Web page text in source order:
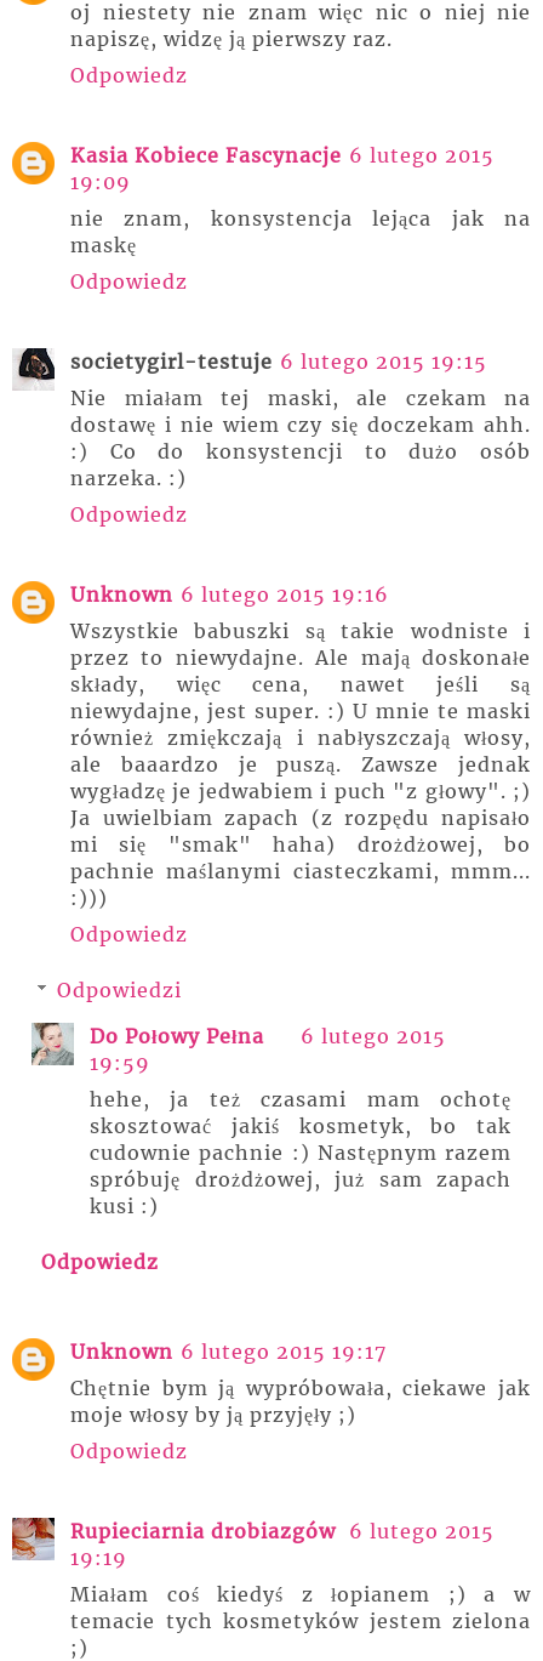
oj niestety nie znam więc nic o niej nie
napiszę, widzę ją pierwszy raz.
Odpowiedz
Kasia Kobiece Fascynacje 6 lutego 2015
19:09
nie znam, konsystencja lejąca jak na
maskę
Odpowiedz
societygirl-testuje 6 lutego 2015 19:15
Nie miałam tej maski, ale czekam na
dostawę i nie wiem czy się doczekam ahh.
:) Co do konsystencji to dużo osób
narzeka. :)
Odpowiedz
Unknown 6 lutego 2015 19:16
Wszystkie babuszki są takie wodniste i
przez to niewydajne. Ale mają doskonałe
składy, więc cena, nawet jeśli są
niewydajne, jest super. :) U mnie te maski
również zmiękczają i nabłyszczają włosy,
ale baaardzo je puszą. Zawsze jednak
wygładzę je jedwabiem i puch "z głowy". ;)
Ja uwielbiam zapach (z rozpędu napisało
mi się "smak" haha) drożdżowej, bo
pachnie maślanymi ciasteczkami, mmm...
:)))
Odpowiedz
Odpowiedzi
Do Połowy Pełna
6 lutego 2015
19:59
hehe, ja też czasami mam ochotę
skosztować jakiś kosmetyk, bo tak
cudownie pachnie :) Następnym razem
spróbuję drożdżowej, już sam zapach
kusi :)
Odpowiedz
Unknown 6 lutego 2015 19:17
Chętnie bym ją wypróbowała, ciekawe jak
moje włosy by ją przyjęły ;)
Odpowiedz
Rupieciarnia drobiazgów 6 lutego 2015
19:19
Miałam coś kiedyś z łopianem ;) a w
temacie tych kosmetyków jestem zielona
;)